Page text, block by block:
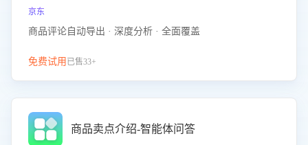
京东
商品评论自动导出 · 深度分析 · 全面覆盖
免费试用 已售33+
商品卖点介绍-智能体问答